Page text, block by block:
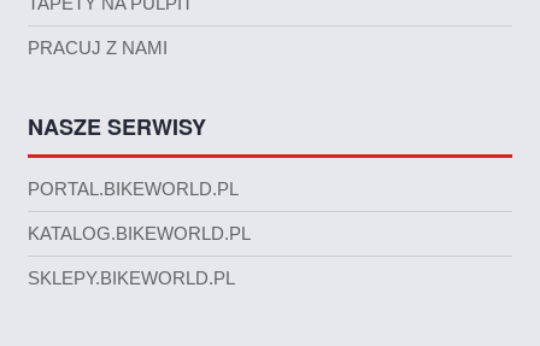
PRACUJ Z NAMI
NASZE SERWISY
PORTAL.BIKEWORLD.PL
KATALOG.BIKEWORLD.PL
SKLEPY.BIKEWORLD.PL